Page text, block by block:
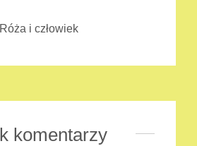
Róża i człowiek
komentarzy